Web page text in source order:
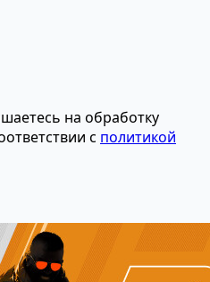
на обработку
с политикой